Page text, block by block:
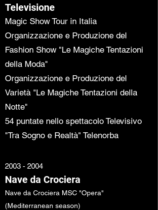
Televisione
Magic Show Tour in Italia
Organizzazione e Produzione del
Fashion Show "Le Magiche Tentazioni
della Moda"
Organizzazione e Produzione del
Varietà "Le Magiche Tentazioni della
Notte"
54 puntate nello spettacolo Televisivo
"Tra Sogno e Realtà" Telenorba
2003 - 2004
Nave da Crociera
Nave da Crociera MSC "Opera"
(Mediterranean season)